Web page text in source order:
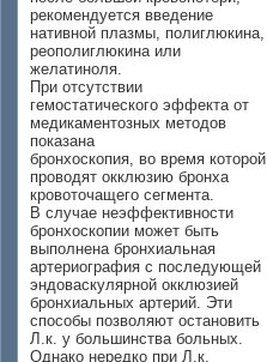
рекомендуется введение
нативной плазмы, полиглюкина,
реополиглюкина или
желатиноля.
При отсутствии
гемостатического эффекта от
медикаментозных методов
показана
бронхоскопия, во время которой
проводят окклюзию бронха
кровоточащего сегмента.
В случае неэффективности
бронхоскопии может быть
выполнена бронхиальная
артериография с последующей
эндоваскулярной окклюзией
бронхиальных артерий. Эти
способы позволяют остановить
Л.к. у большинства больных.
Однако нередко при Л.к.